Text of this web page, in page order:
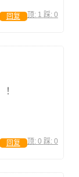
顶: 1 踩: 0
回复
顶: 0 踩: 0
回复